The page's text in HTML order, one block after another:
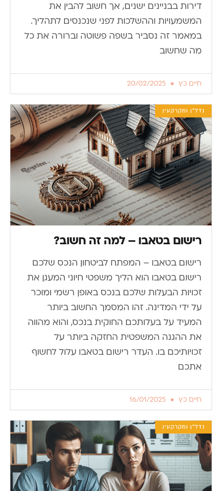
דירות בבניינים ישנים, אך חשוב להבין את
המשמעויות וההשלכות לפני שנכנסים לתהליך.
במאמר זה נסביר בשפה פשוטה וברורה את כל
מה שחשוב
חיים כץ
נדל"ן ומקרקעין
רישום בטאבו – למה זה חשוב?
רישום בטאבו – המפתח לביטחון הנכס שלכם
רישום בטאבו הוא הליך משפטי חיוני המעגן את
זכויות הבעלות שלכם בנכס באופן רשמי ומוכר
על ידי המדינה. זהו המסמך החשוב ביותר
המעיד על בעלותכם החוקית בנכס, והוא מהווה
את ההגנה המשפטית החזקה ביותר על
זכויותיכם בו. העדר רישום בטאבו עלול לחשוף
אתכם
חיים כץ
נדל"ן ומקרקעין